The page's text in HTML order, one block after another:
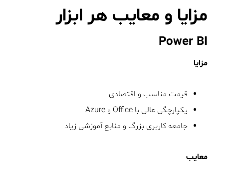
مزایا و معایب هر ابزار
Power BI
مزایا
قیمت مناسب و اقتصادی
یکپارچگی عالی با Office و Azure
جامعه کاربری بزرگ و منابع آموزشی زیاد
معایب